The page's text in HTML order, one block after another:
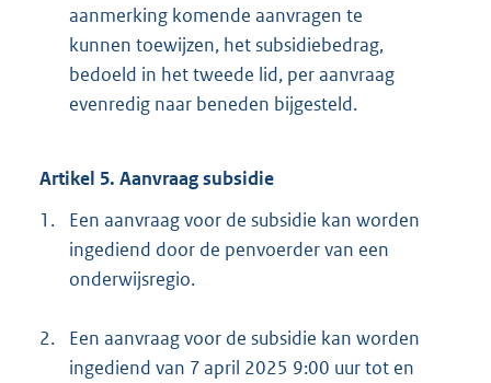
aanmerking komende aanvragen te
kunnen toewijzen, het subsidiebedrag,
bedoeld in het tweede lid, per aanvraag
evenredig naar beneden bijgesteld.
Artikel 5. Aanvraag subsidie
1.
Een aanvraag voor de subsidie kan worden
ingediend door de penvoerder van een
onderwijsregio.
2.
Een aanvraag voor de subsidie kan worden
ingediend van 7 april 2025 9:00 uur tot en